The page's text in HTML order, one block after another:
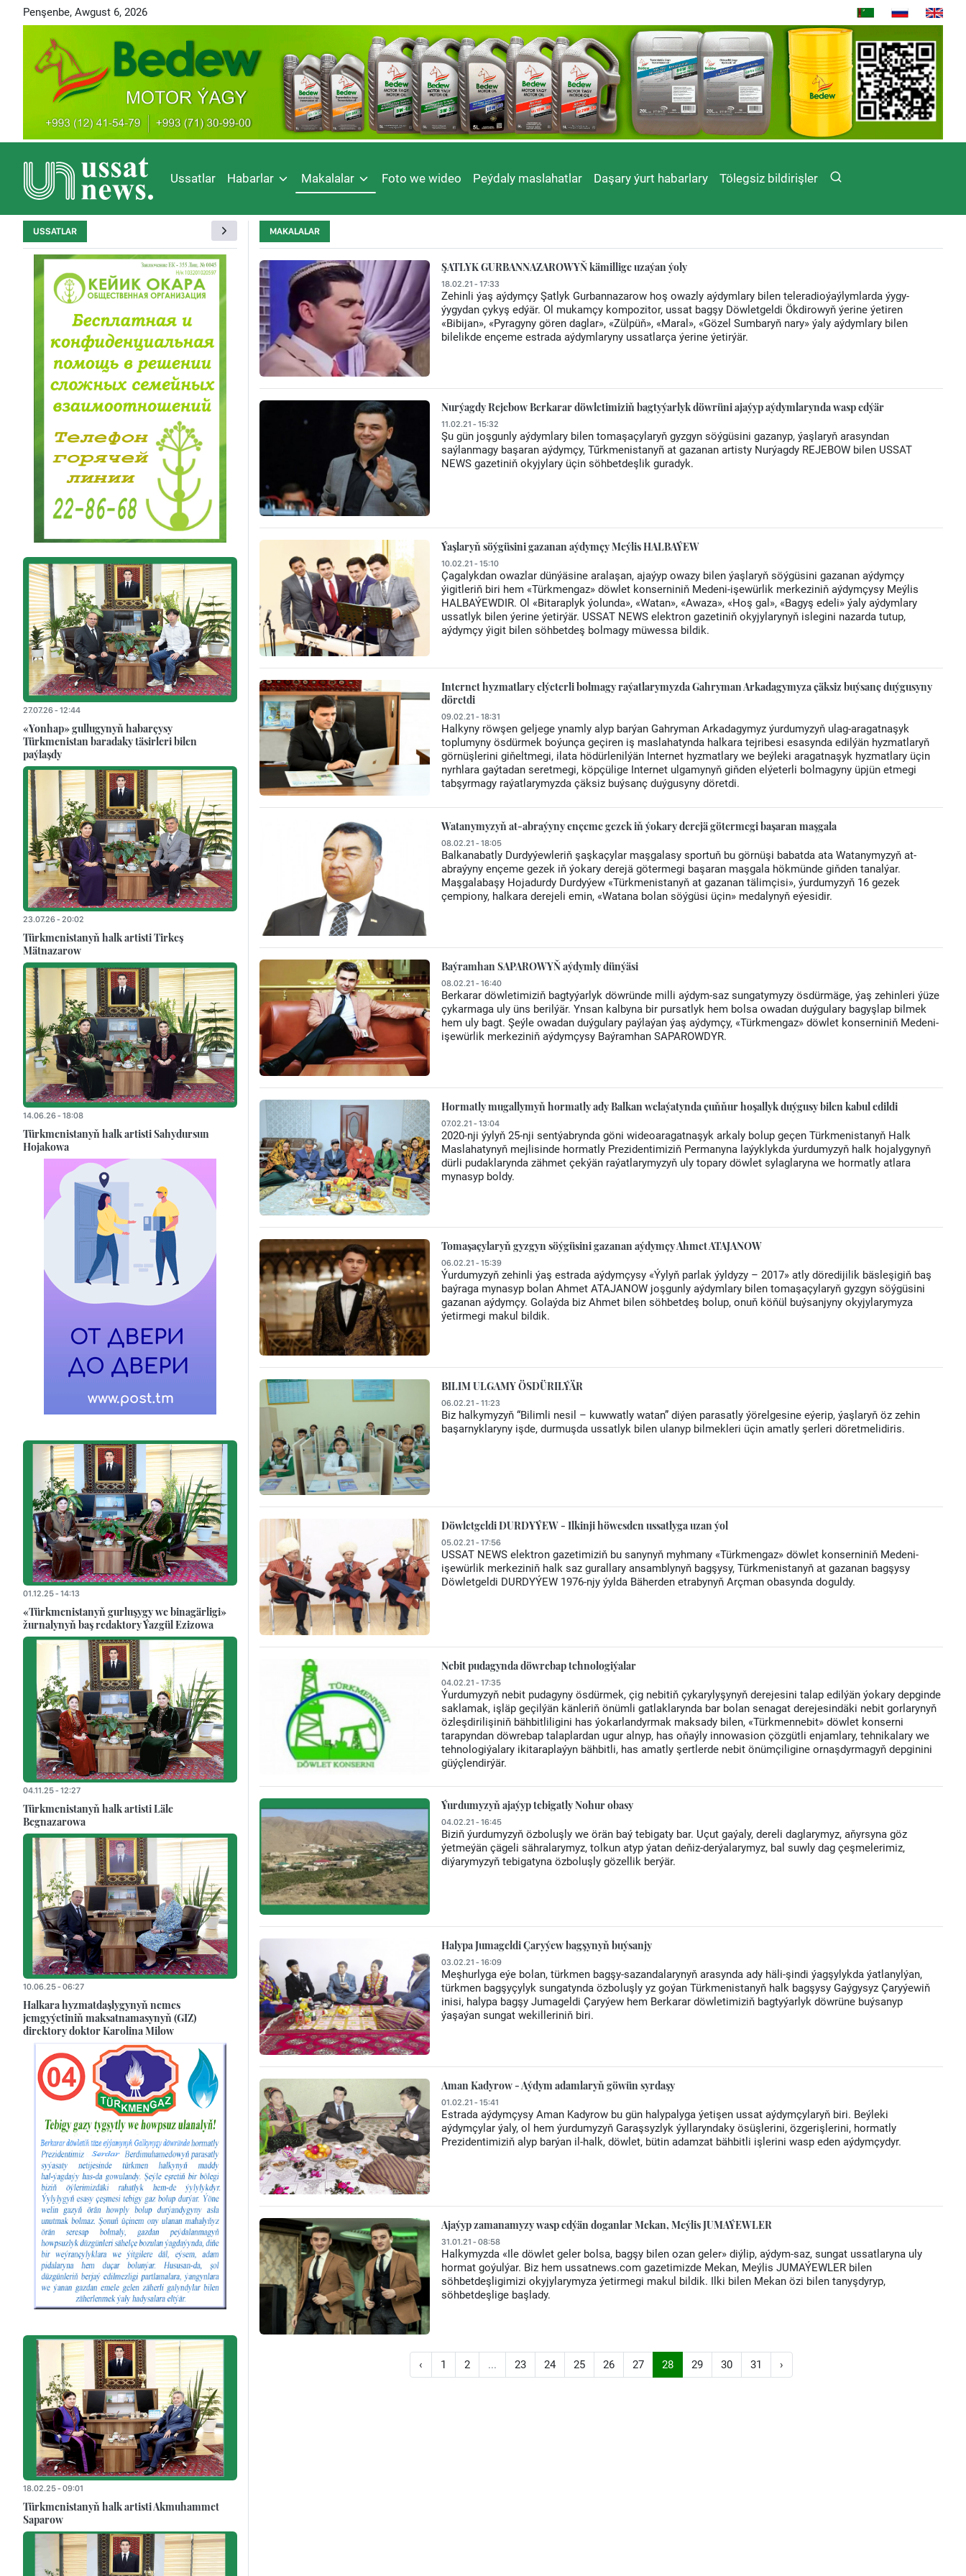
Penşenbe, Awgust 6, 2026
Ussatlar Habarlar Makalalar Foto we wideo Peýdaly maslahatlar Daşary ýurt habarlary Tölegsiz bildirişler
MAKALALAR
ŞATLYK GURBANNAZAROWYŇ kämillige uzaýan ýoly
18.02.21 - 17:33
Zehinli ýaş aýdymçy Şatlyk Gurbannazarow hoş owazly aýdymlary bilen teleradioýaýlymlarda ýygy-
ýygydan çykyş edýär. Ol mukamçy kompozitor, ussat bagşy Döwletgeldi Ökdirowyň ýerine ýetiren
«Bibijan», «Pyragyny gören daglar», «Zülpüň», «Maral», «Gözel Sumbaryň nary» ýaly aýdymlary bilen
bilelikde ençeme estrada aýdymlaryny ussatlarça ýerine ýetirýär.
Nurýagdy Rejebow Berkarar döwletimiziň bagtyýarlyk döwrüni ajaýyp aýdymlarynda wasp edýär
11.02.21 - 15:32
Şu gün joşgunly aýdymlary bilen tomaşaçylaryň gyzgyn söýgüsini gazanyp, ýaşlaryň arasyndan
saýlanmagy başaran aýdymçy, Tűrkmenistanyñ at gazanan artisty Nurýagdy REJEBOW bilen USSAT
NEWS gazetiniň okyjylary üçin söhbetdeşlik guradyk.
Ýaşlaryň söýgüsini gazanan aýdymçy Meýlis HALBAÝEW
10.02.21 - 15:10
Çagalykdan owazlar dünýäsine aralaşan, ajaýyp owazy bilen ýaşlaryň söýgüsini gazanan aýdymçy
ýigitleriň biri hem «Türkmengaz» döwlet konserniniň Medeni-işewürlik merkeziniň aýdymçysy Meýlis
HALBAÝEWDIR. Ol «Bitaraplyk ýolunda», «Watan», «Awaza», «Hoş gal», «Bagyş edeli» ýaly aýdymlary
ussatlyk bilen ýerine ýetirýär. USSAT NEWS elektron gazetiniň okyjylarynyň islegini nazarda tutup,
aýdymçy ýigit bilen söhbetdeş bolmagy müwessa bildik.
Internet hyzmatlary elýeterli bolmagy raýatlarymyzda Gahryman Arkadagymyza çäksiz buýsanç duýgusyny
döretdi
09.02.21 - 18:31
Halkyny röwşen geljege ynamly alyp barýan Gahryman Arkadagymyz ýurdumyzyň ulag-aragatnaşyk
toplumyny ösdürmek boýunça geçiren iş maslahatynda halkara tejribesi esasynda edilýän hyzmatlaryň
görnüşlerini giňeltmegi, ilata hödürlenilýän Internet hyzmatlary we beýleki aragatnaşyk hyzmatlary üçin
nyrhlara gaýtadan seretmegi, köpçülige Internet ulgamynyň giňden elýeterli bolmagyny üpjün etmegi
tabşyrmagy raýatlarymyzda çäksiz buýsanç duýgusyny döretdi.
Watanymyzyň at-abraýyny ençeme gezek iň ýokary derejä götermegi başaran maşgala
08.02.21 - 18:05
Balkanabatly Durdyýewleriň şaşkaçylar maşgalasy sportuň bu görnüşi babatda ata Watanymyzyň at-
abraýyny ençeme gezek iň ýokary derejä götermegi başaran maşgala hökmünde giňden tanalýar.
Maşgalabaşy Hojadurdy Durdyýew «Türkmenistanyň at gazanan tälimçisi», ýurdumyzyň 16 gezek
çempiony, halkara derejeli emin, «Watana bolan söýgüsi üçin» medalynyň eýesidir.
Baýramhan SAPAROWYŇ aýdymly dünýäsi
08.02.21 - 16:40
Berkarar döwletimiziň bagtyýarlyk döwründe milli aýdym-saz sungatymyzy ösdürmäge, ýaş zehinleri ýüze
çykarmaga uly üns berilýär. Ynsan kalbyna bir pursatlyk hem bolsa owadan duýgulary bagyşlap bilmek
hem uly bagt. Şeýle owadan duýgulary paýlaýan ýaş aýdymçy, «Türkmengaz» döwlet konserniniň Medeni-
işewürlik merkeziniň aýdymçysy Baýramhan SAPAROWDYR.
Hormatly mugallymyň hormatly ady Balkan welaýatynda çuňňur hoşallyk duýgusy bilen kabul edildi
07.02.21 - 13:04
2020-nji ýylyň 25-nji sentýabrynda göni wideoaragatnaşyk arkaly bolup geçen Türkmenistanyň Halk
Maslahatynyň mejlisinde hormatly Prezidentimiziň Permanyna laýyklykda ýurdumyzyň halk hojalygynyň
dürli pudaklarynda zähmet çekýän raýatlarymyzyň uly topary döwlet sylaglaryna we hormatly atlara
mynasyp boldy.
Tomaşaçylaryň gyzgyn söýgüsini gazanan aýdymçy Ahmet ATAJANOW
06.02.21 - 15:39
Ýurdumyzyň zehinli ýaş estrada aýdymçysy «Ýylyň parlak ýyldyzy – 2017» atly döredijilik bäsleşigiň baş
baýraga mynasyp bolan Ahmet ATAJANOW joşgunly aýdymlary bilen tomaşaçylaryň gyzgyn söýgüsini
gazanan aýdymçy. Golaýda biz Ahmet bilen söhbetdeş bolup, onuň köňül buýsanjyny okyjylarymyza
ýetirmegi makul bildik.
BILIM ULGAMY ÖSDÜRILÝÄR
06.02.21 - 11:23
Biz halkymyzyň “Bilimli nesil – kuwwatly watan” diýen parasatly ýörelgesine eýerip, ýaşlaryň öz zehin
başarnyklaryny işde, durmuşda ussatlyk bilen ulanyp bilmekleri üçin amatly şerleri döretmelidiris.
Döwletgeldi DURDYÝEW - Ilkinji höwesden ussatlyga uzan ýol
05.02.21 - 17:56
USSAT NEWS elektron gazetimiziň bu sanynyň myhmany «Türkmengaz» döwlet konserniniň Medeni-
işewürlik merkeziniň halk saz gurallary ansamblynyň bagşysy, Türkmenistanyň at gazanan bagşysy
Döwletgeldi DURDYÝEW 1976-njy ýylda Bäherden etrabynyň Arçman obasynda doguldy.
Nebit pudagynda döwrebap tehnologiýalar
04.02.21 - 17:35
Ýurdumyzyň nebit pudagyny ösdürmek, çig nebitiň çykarylyşynyň derejesini talap edilýän ýokary depginde
saklamak, işläp geçilýän känleriň önümli gatlaklarynda bar bolan senagat derejesindäki nebit gorlarynyň
özleşdirilişiniň bähbitliligini has ýokarlandyrmak maksady bilen, «Türkmennebit» döwlet konserni
tarapyndan döwrebap talaplardan ugur alnyp, has oňaýly innowasion çözgütli enjamlary, tehnikalary we
tehnologiýalary ikitaraplaýyn bähbitli, has amatly şertlerde nebit önümçiligine ornaşdyrmagyň depginini
güýçlendirýär.
Ýurdumyzyň ajaýyp tebigatly Nohur obasy
04.02.21 - 16:45
Biziň ýurdumyzyň özboluşly we örän baý tebigaty bar. Uçut gaýaly, dereli daglarymyz, aňyrsyna göz
ýetmeýän çägeli sähralarymyz, tolkun atyp ýatan deňiz-derýalarymyz, bal suwly dag çeşmelerimiz,
diýarymyzyň tebigatyna özboluşly gözellik berýär.
Halypa Jumageldi Çaryýew bagşynyň buýsanjy
03.02.21 - 16:09
Meşhurlyga eýe bolan, türkmen bagşy-sazandalarynyň arasynda ady häli-şindi ýagşylykda ýatlanylýan,
türkmen bagşyçylyk sungatynda özboluşly yz goýan Türkmenistanyň halk bagşysy Gaýgysyz Çaryýewiň
inisi, halypa bagşy Jumageldi Çaryýew hem Berkarar döwletimiziň bagtyýarlyk döwrüne buýsanyp
ýaşaýan sungat wekilleriniň biri.
Aman Kadyrow - Aýdym adamlaryň göwün syrdaşy
01.02.21 - 15:41
Estrada aýdymçysy Aman Kadyrow bu gün halypalyga ýetişen ussat aýdymçylaryň biri. Beýleki
aýdymçylar ýaly, ol hem ýurdumyzyň Garaşsyzlyk ýyllaryndaky ösüşlerini, özgerişlerini, hormatly
Prezidentimiziň alyp barýan il-halk, döwlet, bütin adamzat bähbitli işlerini wasp eden aýdymçydyr.
Ajaýyp zamanamyzy wasp edýän doganlar Mekan, Meýlis JUMAÝEWLER
31.01.21 - 08:58
Halkymyzda «Ile döwlet geler bolsa, bagşy bilen ozan geler» diýlip, aýdym-saz, sungat ussatlaryna uly
hormat goýulýar. Biz hem ussatnews.com gazetimizde Mekan, Meýlis JUMAÝEWLER bilen
söhbetdeşligimizi okyjylarymyza ýetirmegi makul bildik. Ilki bilen Mekan özi bilen tanyşdyryp,
söhbetdeşlige başlady.
‹ 1 2 ... 23 24 25 26 27 28 29 30 31 ›
USSATLAR
27.07.26 - 12:44
«Yonhap» gullugynyň habarçysy
Türkmenistan baradaky täsirleri bilen
paýlaşdy
23.07.26 - 20:02
Türkmenistanyň halk artisti Tirkeş
Mätnazarow
14.06.26 - 18:08
Türkmenistanyň halk artisti Sahydursun
Hojakowa
01.12.25 - 14:13
«Türkmenistanyň gurluşygy we binagärligi»
žurnalynyň baş redaktory Ýazgül Ezizowa
04.11.25 - 12:27
Türkmenistanyň halk artisti Läle
Begnazarowa
10.06.25 - 06:27
Halkara hyzmatdaşlygynyň nemes
jemgyýetiniň maksatnamasynyň (GIZ)
direktory doktor Karolina Milow
18.02.25 - 09:01
Türkmenistanyň halk artisti Akmuhammet
Saparow